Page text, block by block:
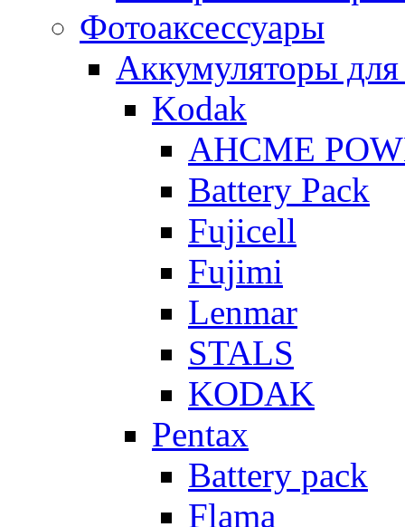
Фотоаксессуары
Аккумуляторы для
Kodak
AHCME
Battery Pack
Fujicell
Fujimi
Lenmar
STALS
KODAK
Pentax
Battery pack
Flama